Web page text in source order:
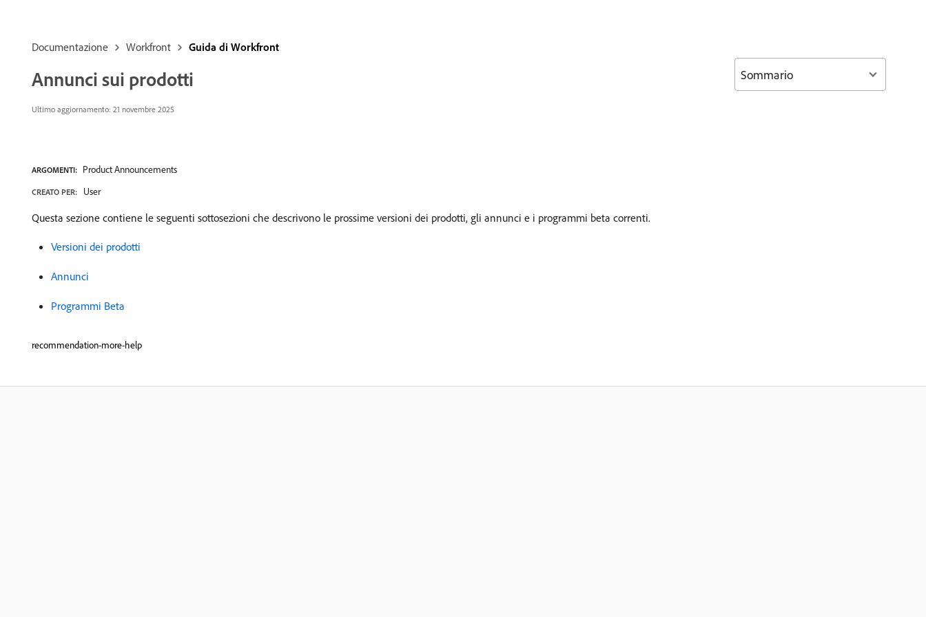
Documentazione Workfront Guida di Workfront
Annunci sui prodotti
Ultimo aggiornamento: 21 novembre 2025
ARGOMENTI: Product Announcements
CREATO PER: User
Questa sezione contiene le seguenti sottosezioni che descrivono le prossime versioni dei prodotti, gli annunci e i programmi beta correnti.
Versioni dei prodotti
Annunci
Programmi Beta
recommendation-more-help
Sommario